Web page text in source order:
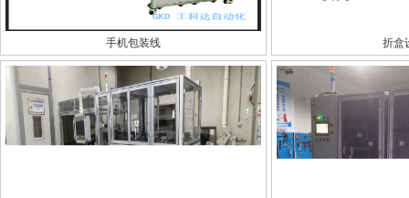
手机包装线 折盒